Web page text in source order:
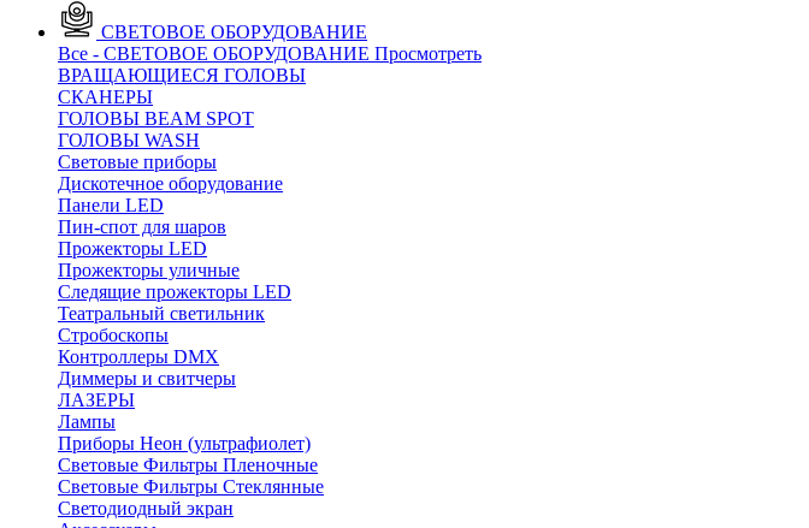
СВЕТОВОЕ ОБОРУДОВАНИЕ
Все - СВЕТОВОЕ ОБОРУДОВАНИЕ Просмотреть
ВРАЩАЮЩИЕСЯ ГОЛОВЫ
CКАНЕРЫ
ГОЛОВЫ BEAM SPOT
ГОЛОВЫ WASH
Световые приборы
Дискотечное оборудование
Панели LED
Пин-спот для шаров
Прожекторы LED
Прожекторы уличные
Следящие прожекторы LED
Театральный светильник
Стробоскопы
Контроллеры DMX
Диммеры и свитчеры
ЛАЗЕРЫ
Лампы
Приборы Неон (ультрафиолет)
Световые Фильтры Пленочные
Световые Фильтры Стеклянные
Светодиодный экран